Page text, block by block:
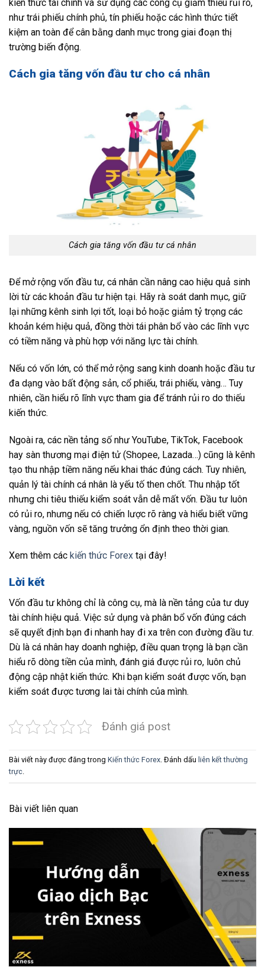
kiến thức tài chính và sử dụng các công cụ giảm thiểu rủi ro,
như trái phiếu chính phủ, tín phiếu hoặc các hình thức tiết
kiệm an toàn để cân bằng danh mục trong giai đoạn thị
trường biến động.
Cách gia tăng vốn đầu tư cho cá nhân
Cách gia tăng vốn đầu tư cá nhân
Để mở rộng vốn đầu tư, cá nhân cần nâng cao hiệu quả sinh
lời từ các khoản đầu tư hiện tại. Hãy rà soát danh mục, giữ
lại những kênh sinh lợi tốt, loại bỏ hoặc giảm tỷ trọng các
khoản kém hiệu quả, đồng thời tái phân bổ vào các lĩnh vực
có tiềm năng và phù hợp với năng lực tài chính.
Nếu có vốn lớn, có thể mở rộng sang kinh doanh hoặc đầu tư
đa dạng vào bất động sản, cổ phiếu, trái phiếu, vàng… Tuy
nhiên, cần hiểu rõ lĩnh vực tham gia để tránh rủi ro do thiếu
kiến thức.
Ngoài ra, các nền tảng số như YouTube, TikTok, Facebook
hay sàn thương mại điện tử (Shopee, Lazada…) cũng là kênh
tạo thu nhập tiềm năng nếu khai thác đúng cách. Tuy nhiên,
quản lý tài chính cá nhân là yếu tố then chốt. Thu nhập tốt
nhưng chi tiêu thiếu kiểm soát vẫn dễ mất vốn. Đầu tư luôn
có rủi ro, nhưng nếu có chiến lược rõ ràng và hiểu biết vững
vàng, nguồn vốn sẽ tăng trưởng ổn định theo thời gian.
Xem thêm các kiến thức Forex tại đây!
Lời kết
Vốn đầu tư không chỉ là công cụ, mà là nền tảng của tư duy
tài chính hiệu quả. Việc sử dụng và phân bổ vốn đúng cách
sẽ quyết định bạn đi nhanh hay đi xa trên con đường đầu tư.
Dù là cá nhân hay doanh nghiệp, điều quan trọng là bạn cần
hiểu rõ dòng tiền của mình, đánh giá được rủi ro, luôn chủ
động cập nhật kiến thức. Khi bạn kiểm soát được vốn, bạn
kiểm soát được tương lai tài chính của mình.
Đánh giá post
Bài viết này được đăng trong Kiến thức Forex. Đánh dấu liên kết thường
trực.
Bài viết liên quan